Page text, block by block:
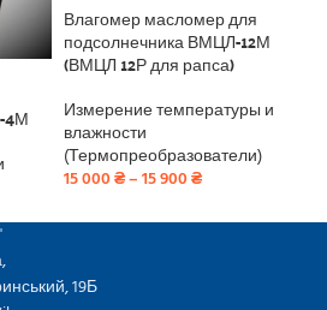
4М
Влагомер масломер для
подсолнечника ВМЦЛ-12М
(ВМЦЛ 12Р для рапса)
Измерение температуры и
влажности
(Термопреобразователи)
15 000₴–15 900₴
19Б